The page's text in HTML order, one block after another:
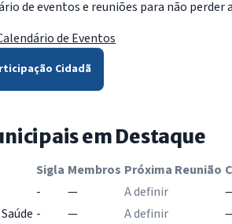
de eventos e reuniões para não
de Eventos
Cidadã
em Destaque
Sigla Membros Próxima Reunião
- — A definir
- — A definir